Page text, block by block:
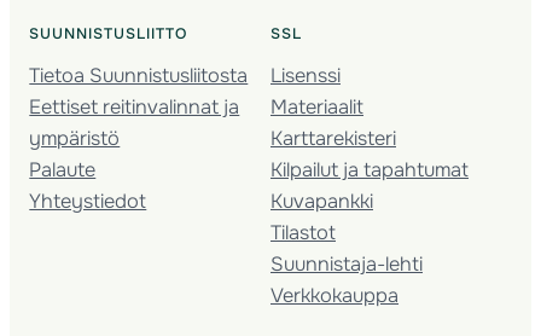
SUUNNISTUSLIITTO
Tietoa Suunnistusliitosta
Eettiset reitinvalinnat ja
ympäristö
Palaute
Yhteystiedot
SSL
Lisenssi
Materiaalit
Karttarekisteri
Kilpailut ja tapahtumat
Kuvapankki
Tilastot
Suunnistaja-lehti
Verkkokauppa